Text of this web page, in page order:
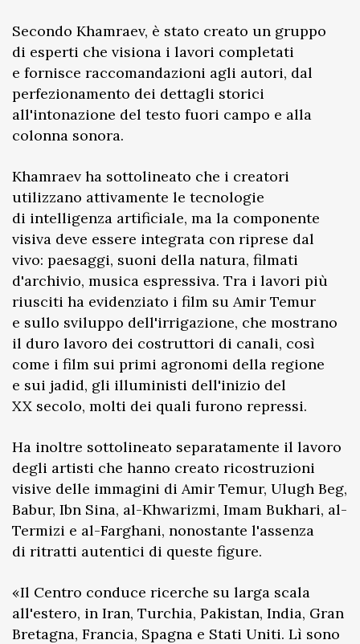
Secondo Khamraev, è stato creato un gruppo
di esperti che visiona i lavori completati
e fornisce raccomandazioni agli autori, dal
perfezionamento dei dettagli storici
all'intonazione del testo fuori campo e alla
colonna sonora.
Khamraev ha sottolineato che i creatori
utilizzano attivamente le tecnologie
di intelligenza artificiale, ma la componente
visiva deve essere integrata con riprese dal
vivo: paesaggi, suoni della natura, filmati
d'archivio, musica espressiva. Tra i lavori più
riusciti ha evidenziato i film su Amir Temur
e sullo sviluppo dell'irrigazione, che mostrano
il duro lavoro dei costruttori di canali, così
come i film sui primi agronomi della regione
e sui jadid, gli illuministi dell'inizio del
XX secolo, molti dei quali furono repressi.
Ha inoltre sottolineato separatamente il lavoro
degli artisti che hanno creato ricostruzioni
visive delle immagini di Amir Temur, Ulugh Beg,
Babur, Ibn Sina, al-Khwarizmi, Imam Bukhari, al-
Termizi e al-Farghani, nonostante l'assenza
di ritratti autentici di queste figure.
«Il Centro conduce ricerche su larga scala
all'estero, in Iran, Turchia, Pakistan, India, Gran
Bretagna, Francia, Spagna e Stati Uniti. Lì sono